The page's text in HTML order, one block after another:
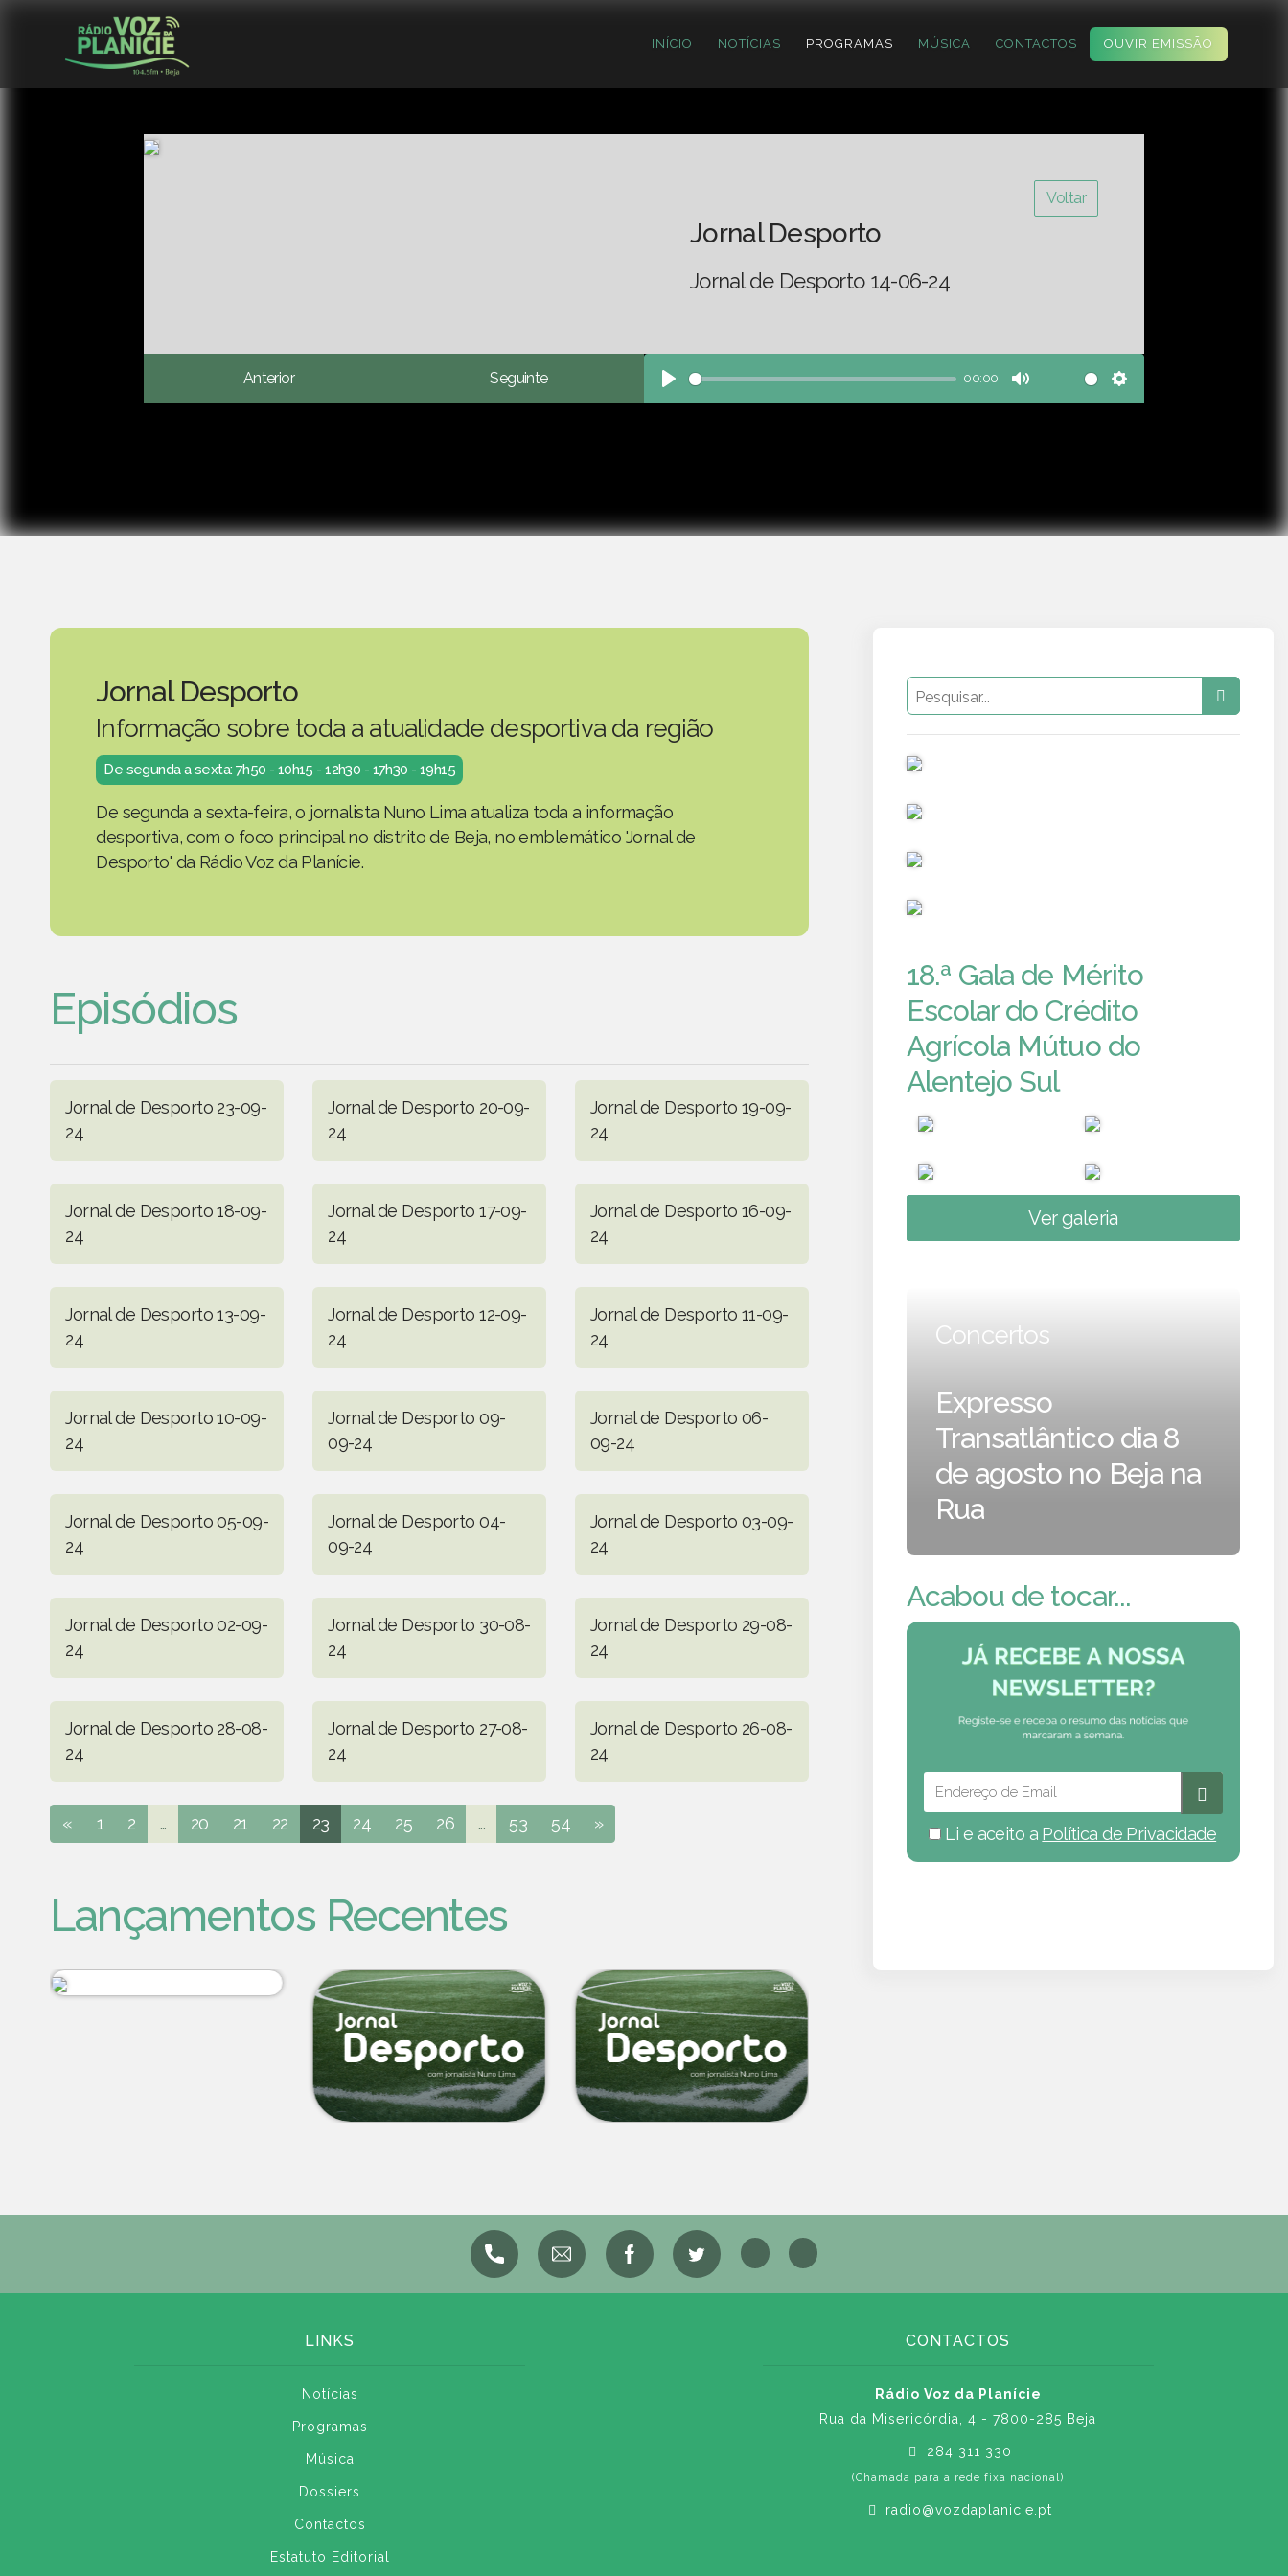
INÍCIO NOTÍCIAS PROGRAMAS MÚSICA CONTACTOS OUVIR EMISSÃO
Voltar
Jornal Desporto
Jornal de Desporto 14-06-24
Anterior Seguinte
Play
00:00
Mute Settings
Jornal Desporto
Informação sobre toda a atualidade desportiva da região
De segunda a sexta: 7h50 - 10h15 - 12h30 - 17h30 - 19h15
De segunda a sexta-feira, o jornalista Nuno Lima atualiza toda a informação
desportiva, com o foco principal no distrito de Beja, no emblemático 'Jornal de
Desporto' da Rádio Voz da Planície.
Episódios
Jornal de Desporto 23-09-
24
Jornal de Desporto 20-09-
24
Jornal de Desporto 19-09-
24
Jornal de Desporto 18-09-
24
Jornal de Desporto 17-09-
24
Jornal de Desporto 16-09-
24
Jornal de Desporto 13-09-
24
Jornal de Desporto 12-09-
24
Jornal de Desporto 11-09-
24
Jornal de Desporto 10-09-
24
Jornal de Desporto 09-
09-24
Jornal de Desporto 06-
09-24
Jornal de Desporto 05-09-
24
Jornal de Desporto 04-
09-24
Jornal de Desporto 03-09-
24
Jornal de Desporto 02-09-
24
Jornal de Desporto 30-08-
24
Jornal de Desporto 29-08-
24
Jornal de Desporto 28-08-
24
Jornal de Desporto 27-08-
24
Jornal de Desporto 26-08-
24
« 1 2 ... 20 21 22 23 24 25 26 ... 53 54 »
Lançamentos Recentes
18.ª Gala de Mérito
Escolar do Crédito
Agrícola Mútuo do
Alentejo Sul
Ver galeria
Concertos
Expresso
Transatlântico dia 8
de agosto no Beja na
Rua
Acabou de tocar...
Li e aceito a Política de Privacidade
LINKS
Notícias
Programas
Música
Dossiers
Contactos
Estatuto Editorial
CONTACTOS
Rádio Voz da Planície
Rua da Misericórdia, 4 - 7800-285 Beja
284 311 330
(Chamada para a rede fixa nacional)
radio@vozdaplanicie.pt